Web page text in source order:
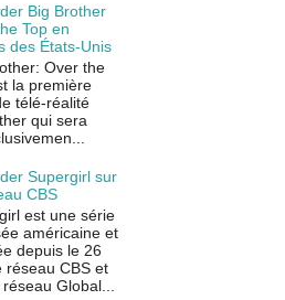
Big Brother
Top en
des États-Unis
Over the
la première
télé-réalité
qui sera
Supergirl sur
CBS
est une série
américaine et
depuis le 26
réseau CBS et
Global...